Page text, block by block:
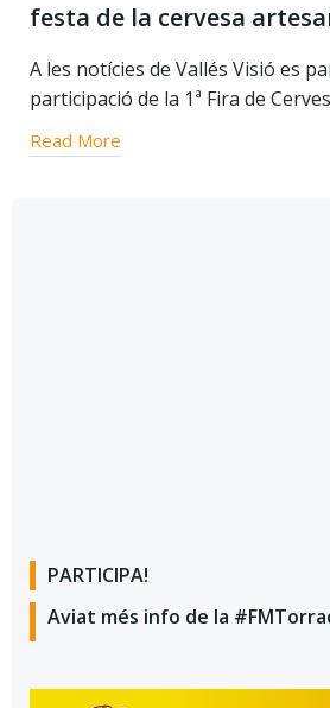
festa de la cervesa
A les notícies de Vallés Visió es
participació de la 1ª Fira de
Read More
PARTICIPA!
Aviat més info de la